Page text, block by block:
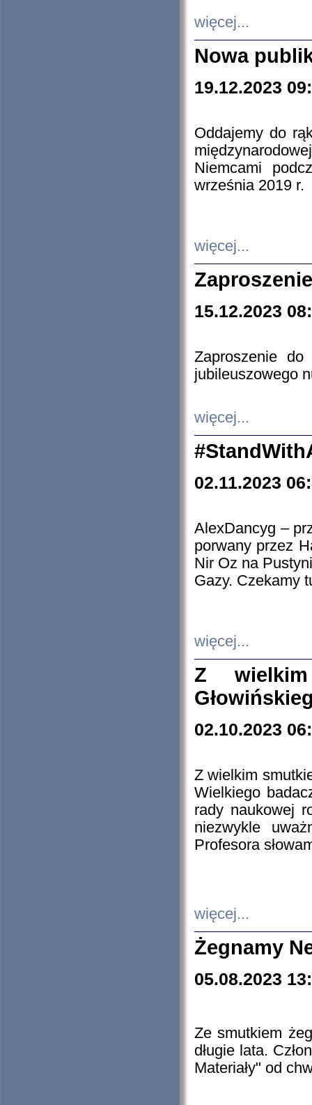
więcej...
Nowa
19.12.2023
Oddajemy do
Niemcami
września 2019 r.
więcej...
15.12.2023
Zaproszenie do
jubileuszowego
więcej...
02.11.2023
AlexDancyg –
porwany przez
Nir Oz na
Gazy. Czekamy
więcej...
Z
02.10.2023
Z wielkim
Wielkiego
rady naukowej
niezwykle
Profesora
więcej...
Żegnamy
05.08.2023
Ze smutkiem
długie lata.
Materiały" od